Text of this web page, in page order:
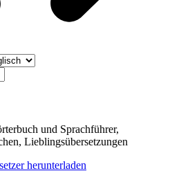
und Sprachführer,
Lieblingsübersetzungen